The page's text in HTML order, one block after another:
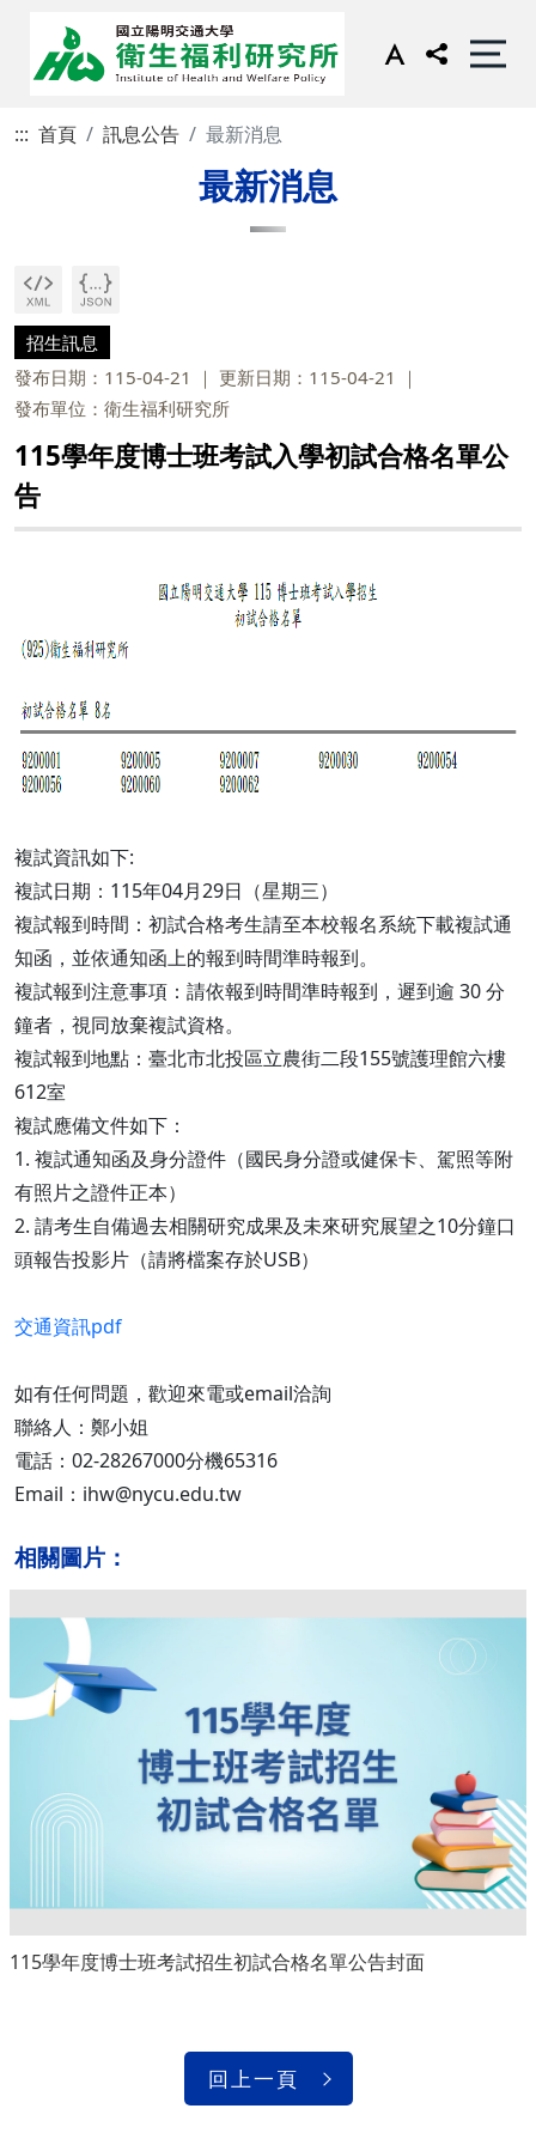
::: 首頁 訊息公告 最新消息
最新消息
招生訊息
發布日期：115-04-21
更新日期：115-04-21
發布單位：衛生福利研究所
115學年度博士班考試入學初試合格名單公
告
複試資訊如下:
複試日期：115年04月29日（星期三）
複試報到時間：初試合格考生請至本校報名系統下載複試通
知函，並依通知函上的報到時間準時報到。
複試報到注意事項：請依報到時間準時報到，遲到逾 30 分
鐘者，視同放棄複試資格。
複試報到地點：臺北市北投區立農街二段155號護理館六樓
612室
複試應備文件如下：
1. 複試通知函及身分證件（國民身分證或健保卡、駕照等附
有照片之證件正本）
2. 請考生自備過去相關研究成果及未來研究展望之10分鐘口
頭報告投影片（請將檔案存於USB）
交通資訊pdf
如有任何問題，歡迎來電或email洽詢
聯絡人：鄭小姐
電話：02-28267000分機65316
Email：ihw@nycu.edu.tw
相關圖片：
115學年度博士班考試招生初試合格名單公告封面
回上一頁